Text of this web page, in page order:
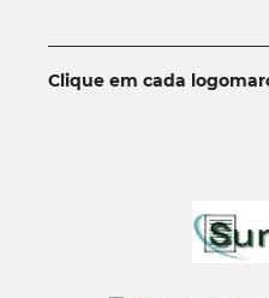
Clique em cada